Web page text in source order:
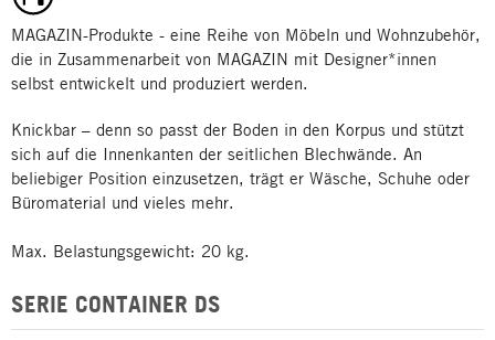
MAGAZIN-Produkte - eine Reihe von Möbeln und Wohnzubehör,
die in Zusammenarbeit von MAGAZIN mit Designer*innen
selbst entwickelt und produziert werden.
Knickbar – denn so passt der Boden in den Korpus und stützt
sich auf die Innenkanten der seitlichen Blechwände. An
beliebiger Position einzusetzen, trägt er Wäsche, Schuhe oder
Büromaterial und vieles mehr.
Max. Belastungsgewicht: 20 kg.
SERIE CONTAINER DS